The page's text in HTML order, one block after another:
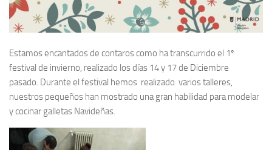
Estamos encantados de contaros como ha transcurrido el 1º
festival de invierno, realizado los días 14 y 17 de Diciembre
pasado. Durante el festival hemos realizado varios talleres,
nuestros pequeños han mostrado una gran habilidad para modelar
y cocinar galletas Navideñas.